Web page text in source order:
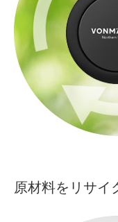
原材料をリサイ